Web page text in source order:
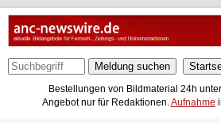
Meldung suchen
Bestellungen von Bildmaterial 24h
Angebot nur für Redaktionen.Aufnahme